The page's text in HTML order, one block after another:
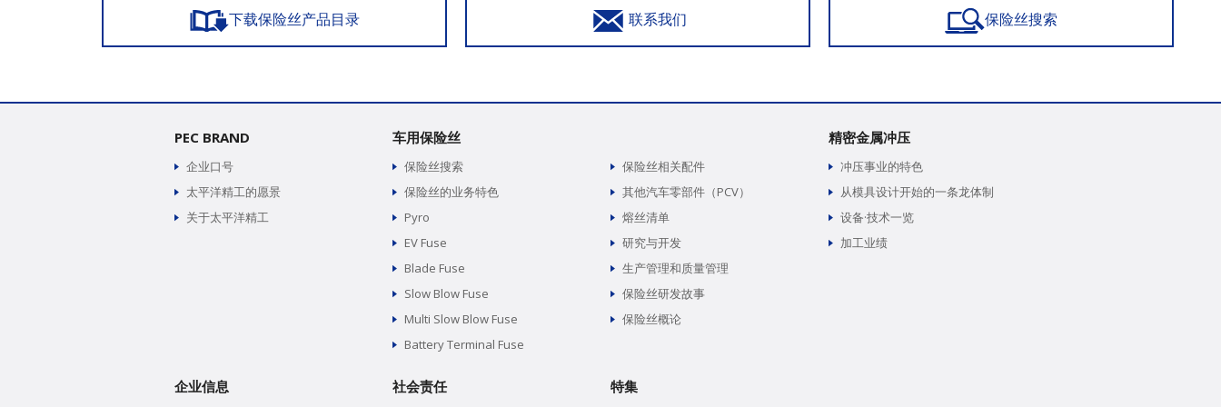
下载保险丝产品目录 联系我们 保险丝搜索
PEC BRAND
企业口号
太平洋精工的愿景
关于太平洋精工
车用保险丝
保险丝搜索
保险丝的业务特色
Pyro
EV Fuse
Blade Fuse
Slow Blow Fuse
Multi Slow Blow Fuse
Battery Terminal Fuse
保险丝相关配件
其他汽车零部件（PCV）
熔丝清单
研究与开发
生产管理和质量管理
保险丝研发故事
保险丝概论
精密金属冲压
冲压事业的特色
从模具设计开始的一条龙体制
设备·技术一览
加工业绩
企业信息 社会责任 特集